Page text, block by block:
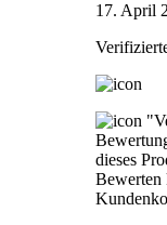
17. April
dieses
Bewerten